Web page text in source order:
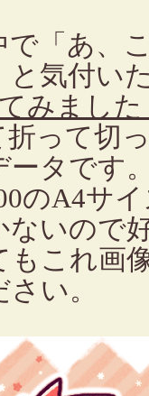
で「あ、
と気付い
みました
折って切
ータです
のA4サ
ないので
もこれ画
い。